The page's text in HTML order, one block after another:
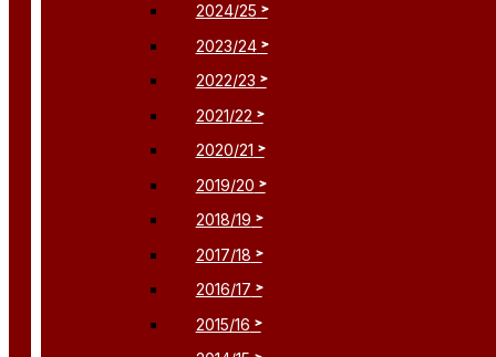
2024/25
2023/24
2022/23
2021/22
2020/21
2019/20
2018/19
2017/18
2016/17
2015/16